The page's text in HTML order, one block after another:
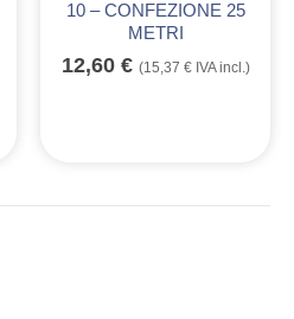
10 – CONFEZIONE 25
METRI
12,60 € (15,37 €IVA incl.)